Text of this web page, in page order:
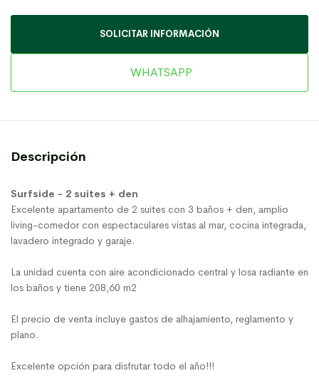
SOLICITAR INFORMACIÓN
WHATSAPP
Descripción
Surfside - 2 suites + den
Excelente apartamento de 2 suites con 3 baños + den, amplio
living-comedor con espectaculares vistas al mar, cocina integrada,
lavadero integrado y garaje.
La unidad cuenta con aire acondicionado central y losa radiante en
los baños y tiene 208,60 m2
El precio de venta incluye gastos de alhajamiento, reglamento y
plano.
Excelente opción para disfrutar todo el año!!!